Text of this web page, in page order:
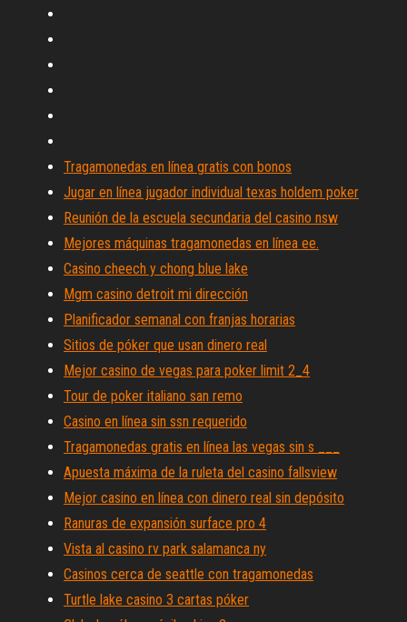
Tragamonedas en línea gratis con bonos
Jugar en línea jugador individual texas holdem poker
Reunión de la escuela secundaria del casino nsw
Mejores máquinas tragamonedas en línea ee.
Casino cheech y chong blue lake
Mgm casino detroit mi dirección
Planificador semanal con franjas horarias
Sitios de póker que usan dinero real
Mejor casino de vegas para poker limit 2_4
Tour de poker italiano san remo
Casino en línea sin ssn requerido
Tragamonedas gratis en línea las vegas sin s ___
Apuesta máxima de la ruleta del casino fallsview
Mejor casino en línea con dinero real sin depósito
Ranuras de expansión surface pro 4
Vista al casino rv park salamanca ny
Casinos cerca de seattle con tragamonedas
Turtle lake casino 3 cartas póker